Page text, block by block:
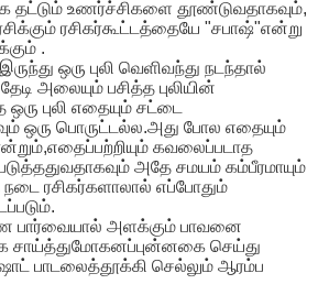
தட்டும் உணர்ச்சிகளை தூண்டுவதாகவும்,
ரசிகர்கூட்டத்தையே "சபாஷ்"என்று
.
ஒரு புலி வெளிவந்து நடந்தால்
அலையும் பசித்த புலியின்
புலி எதையும் சட்டை
ஒரு பொருட்டல்ல.அது போல எதையும்
கவலைப்படாத
அதே சமயம் கம்பீரமாயும்
ரசிகர்களாலால் எப்போதும்
பார்வையால் அளக்கும் பாவனை
சாய்த்துமோகனப்புன்னகை செய்து
பாடலைத்தூக்கி செல்லும் ஆரம்ப